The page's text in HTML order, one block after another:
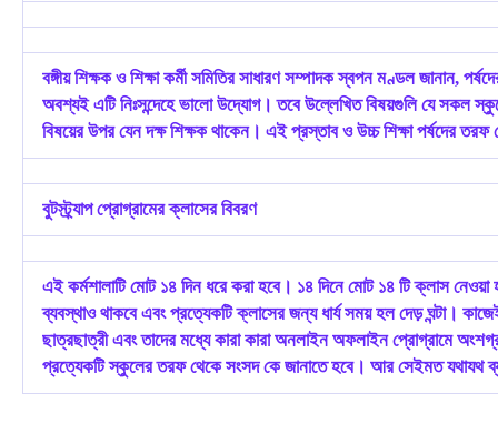
বঙ্গীয় শিক্ষক ও শিক্ষা কর্মী সমিতির সাধারণ সম্পাদক স্বপন ম‌ণ্ডল জানান,
অবশ্যই এটি নিঃসন্দেহে ভালো উদ্যোগ। তবে উল্লেখিত বিষয়গুলি যে সকল
বিষয়ের উপর যেন দক্ষ শিক্ষক থাকেন। এই প্রস্তাব ও উচ্চ শিক্ষা পর্ষদের
বুটস্ট্র্যাপ প্রোগ্রামের ক্লাসের বিবরণ
এই কর্মশালাটি মোট ১৪ দিন ধরে করা হবে। ১৪ দিনে মোট ১৪ টি ক্লাস নেওয়া
ব্যবস্থাও থাকবে এবং প্রত্যেকটি ক্লাসের জন্য ধার্য সময় হল দেড় ঘন্টা।
ছাত্রছাত্রী এবং তাদের মধ্যে কারা কারা অনলাইন অফলাইন প্রোগ্রামে
প্রত্যেকটি স্কুলের তরফ থেকে সংসদ কে জানাতে হবে। আর সেইমত যথাযথ